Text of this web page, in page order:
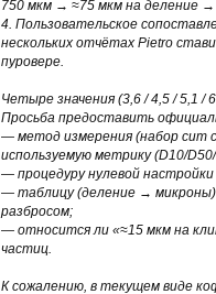
750 мкм → ≈75 мкм на деление →
4. Пользовательское
нескольких отчётах Pietro
пуровере.
Четыре значения (3,6 / 4,5 / 5,1 /
Просьба предоставить
— метод измерения (набор сит
используемую метрику (D10/
— процедуру нулевой
— таблицу (деление → микроны)
разбросом;
— относится ли «≈15 мкм на
частиц.
К сожалению, в текущем виде